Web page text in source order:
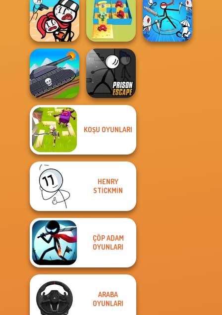
Music Rush
Red Stickman vs
Monster School
Ski Jump
Challenge
Stickman
Jailbreak Story
Alphabet Lore
Maze
Tanks 2D: Tank
Wars
Prison Escape
KOŞU OYUNLARI
HENRY
STICKMIN
ÇÖP ADAM
OYUNLARI
ARABA
OYUNLARI